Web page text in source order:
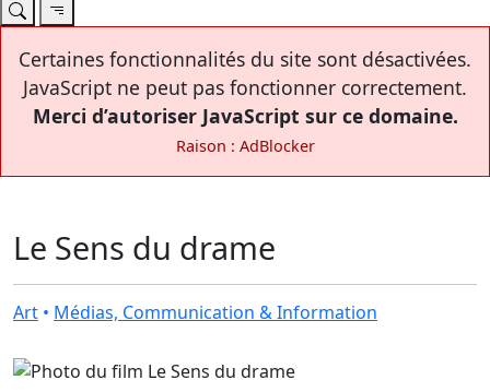
Certaines fonctionnalités du site sont désactivées.
JavaScript ne peut pas fonctionner correctement.
Merci d’autoriser JavaScript sur ce domaine.
Raison : AdBlocker
Le Sens du drame
Art • Médias, Communication & Information